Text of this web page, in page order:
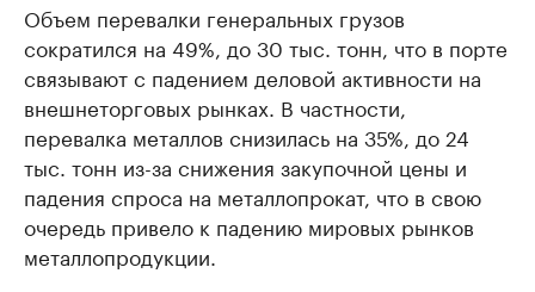
Объем перевалки генеральных грузов
сократился на 49%, до 30 тыс. тонн, что в порте
связывают с падением деловой активности на
внешнеторговых рынках. В частности,
перевалка металлов снизилась на 35%, до 24
тыс. тонн из-за снижения закупочной цены и
падения спроса на металлопрокат, что в свою
очередь привело к падению мировых рынков
металлопродукции.